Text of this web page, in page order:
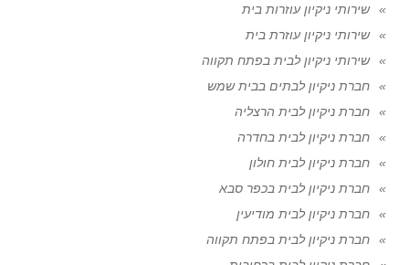
שירותי ניקיון עוזרות בית
שירותי ניקיון עוזרת בית
שירותי ניקיון לבית בפתח תקווה
חברת ניקיון לבתים בבית שמש
חברת ניקיון לבית הרצליה
חברת ניקיון לבית בחדרה
חברת ניקיון לבית חולון
חברת ניקיון לבית בכפר סבא
חברת ניקיון לבית מודיעין
חברת ניקיון לבית בפתח תקווה